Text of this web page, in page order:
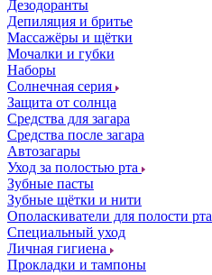
Дезодоранты
Депиляция и бритье
Массажёры и щётки
Мочалки и губки
Наборы
Солнечная серия
Защита от солнца
Средства для загара
Средства после загара
Автозагары
Уход за полостью рта
Зубные пасты
Зубные щётки и нити
Ополаскиватели для полости рта
Специальный уход
Личная гигиена
Прокладки и тампоны